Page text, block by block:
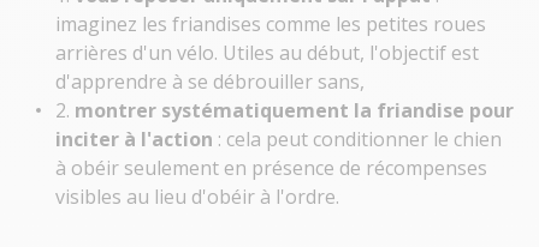
imaginez les friandises comme les petites roues
arrières d'un vélo. Utiles au début, l'objectif est
d'apprendre à se débrouiller sans,
2. montrer systématiquement la friandise pour
inciter à l'action : cela peut conditionner le chien
à obéir seulement en présence de récompenses
visibles au lieu d'obéir à l'ordre.